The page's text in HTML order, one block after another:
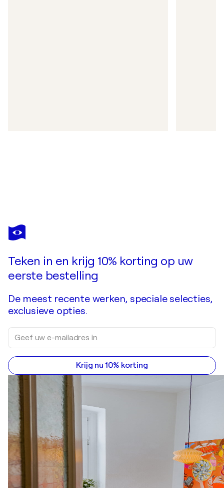
Teken in en krijg 10% korting op uw
eerste bestelling
De meest recente werken, speciale selecties,
exclusieve opties.
Krijg nu 10% korting